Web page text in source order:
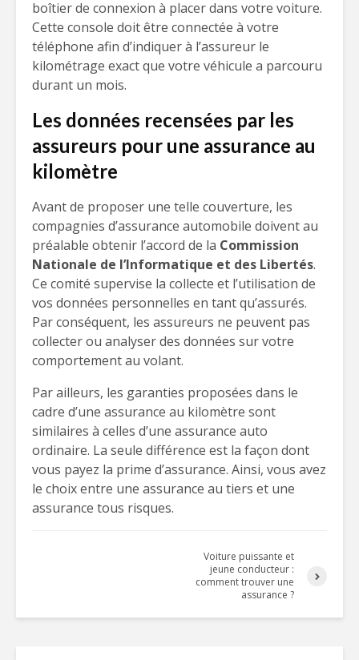
boîtier de connexion à placer dans votre voiture.
Cette console doit être connectée à votre
téléphone afin d’indiquer à l’assureur le
kilométrage exact que votre véhicule a parcouru
durant un mois.
Les données recensées par les
assureurs pour une assurance au
kilomètre
Avant de proposer une telle couverture, les
compagnies d’assurance automobile doivent au
préalable obtenir l’accord de la Commission
Nationale de l’Informatique et des Libertés.
Ce comité supervise la collecte et l’utilisation de
vos données personnelles en tant qu’assurés.
Par conséquent, les assureurs ne peuvent pas
collecter ou analyser des données sur votre
comportement au volant.
Par ailleurs, les garanties proposées dans le
cadre d’une assurance au kilomètre sont
similaires à celles d’une assurance auto
ordinaire. La seule différence est la façon dont
vous payez la prime d’assurance. Ainsi, vous avez
le choix entre une assurance au tiers et une
assurance tous risques.
Voiture puissante et
jeune conducteur :
comment trouver une
assurance ?